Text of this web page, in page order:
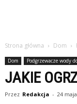
Strona główna Dom
Dom Podgrzewacze wody
JAKIE
Przez Redakcja - 24